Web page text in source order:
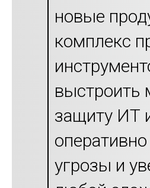
новые
комплекс
выстроить
защиту ИТ
угрозы и